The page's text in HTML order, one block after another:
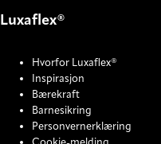
Luxaflex®
Hvorfor Luxaflex®
Inspirasjon
Bærekraft
Barnesikring
Personvernerklæring